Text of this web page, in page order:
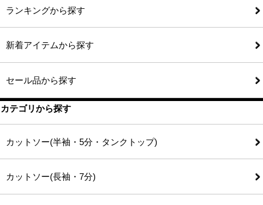
ランキングから探す
新着アイテムから探す
セール品から探す
カテゴリから探す
カットソー(半袖・5分・タンクトップ)
カットソー(長袖・7分)